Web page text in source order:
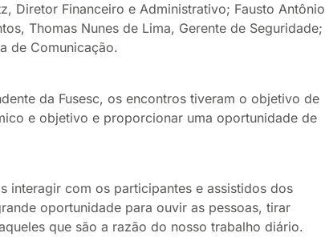
Diretor Financeiro e Administrativo; Fausto Antônio
Thomas Nunes de Lima, Gerente de Seguridade;
de Comunicação.
da Fusesc, os encontros tiveram o objetivo de
e objetivo e proporcionar uma oportunidade de
interagir com os participantes e assistidos dos
oportunidade para ouvir as pessoas, tirar
que são a razão do nosso trabalho diário.